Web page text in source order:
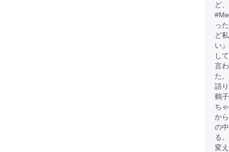
ど
っ
ど
い
し
言
た
語
鶴
ち
か
の
る
変